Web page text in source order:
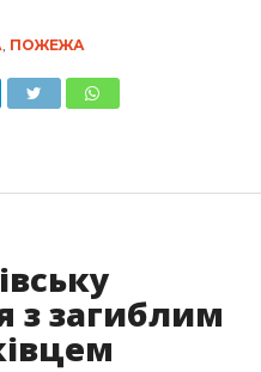
ПОЖЕЖА
з загиблим